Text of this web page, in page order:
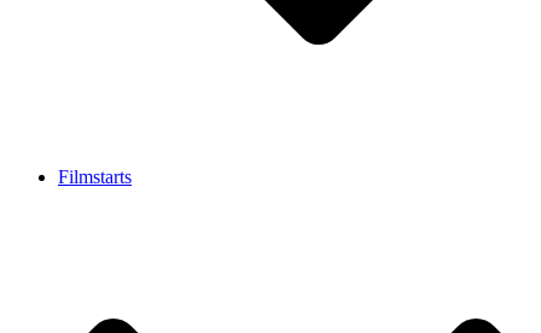
Filmstarts